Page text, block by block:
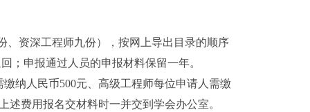
、资深工程师九份），按网上导出目录的顺序
；申报通过人员的申报材料保留一年。
纳人民币500元、高级工程师每位申请人需缴
费用报名交材料时一并交到学会办公室。